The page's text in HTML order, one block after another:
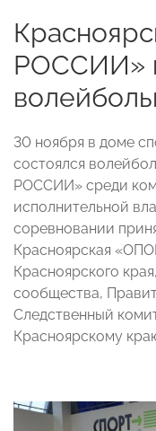
РОССИИ»
30 ноября в доме
состоялся
РОССИИ» среди
исполнительной
соревновании
Красноярская
Красноярского
сообщества,
Следственный
Красноярскому